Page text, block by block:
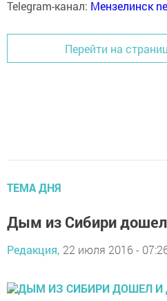
Telegram-канал: Мензелинск
Перейти на
ТЕМА ДНЯ
Дым из Сибири
Редакция, 22 июля 2016 -